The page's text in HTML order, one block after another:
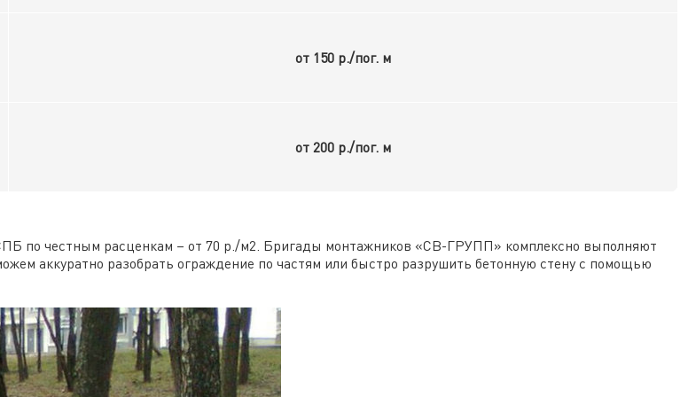
от 150 р./пог. м
от 200 р./пог. м
по честным расценкам – от 70 р./м2. Бригады монтажников «СВ-ГРУПП» комплексно выполняют
аккуратно разобрать ограждение по частям или быстро разрушить бетонную стену с помощью